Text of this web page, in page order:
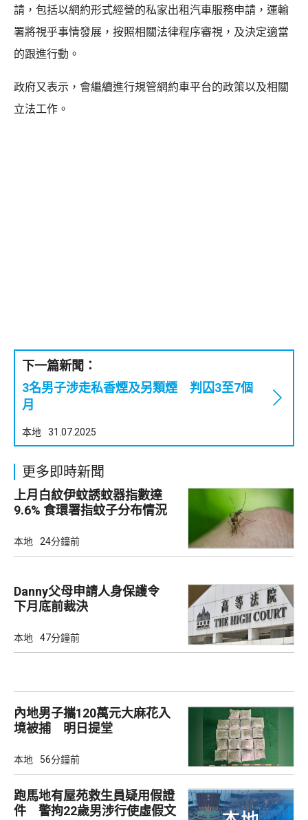
請，包括以網約形式經營的私家出租汽車服務申請，運輸
署將視乎事情發展，按照相關法律程序審視，及決定適當
的跟進行動。
政府又表示，會繼續進行規管網約車平台的政策以及相關
立法工作。
下一篇新聞：
3名男子涉走私香煙及另類煙 判囚3至7個
月
本地 31.07.2025
更多即時新聞
上月白紋伊蚊誘蚊器指數達
9.6% 食環署指蚊子分布情況
本地 24分鐘前
Danny父母申請人身保護令
下月底前裁決
本地 47分鐘前
內地男子攜120萬元大麻花入
境被捕 明日提堂
本地 56分鐘前
跑馬地有屋苑救生員疑用假證
件 警拘22歲男涉行使虛假文